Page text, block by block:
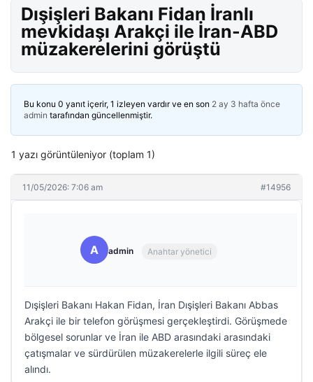
Dışişleri Bakanı Fidan İranlı
mevkidaşı Arakçi ile İran-ABD
müzakerelerini görüştü
Bu konu 0 yanıt içerir, 1 izleyen vardır ve en son 2 ay 3 hafta önce
admin tarafından güncellenmiştir.
1 yazı görüntüleniyor (toplam 1)
11/05/2026: 7:06 am #14956
A admin Anahtar yönetici
Dışişleri Bakanı Hakan Fidan, İran Dışişleri Bakanı Abbas
Arakçi ile bir telefon görüşmesi gerçekleştirdi. Görüşmede
bölgesel sorunlar ve İran ile ABD arasındaki arasındaki
çatışmalar ve sürdürülen müzakerelerle ilgili süreç ele
alındı.